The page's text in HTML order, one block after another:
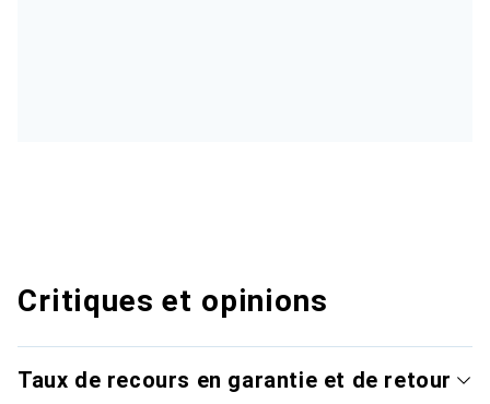
Critiques et opinions
Taux de recours en garantie et de retour